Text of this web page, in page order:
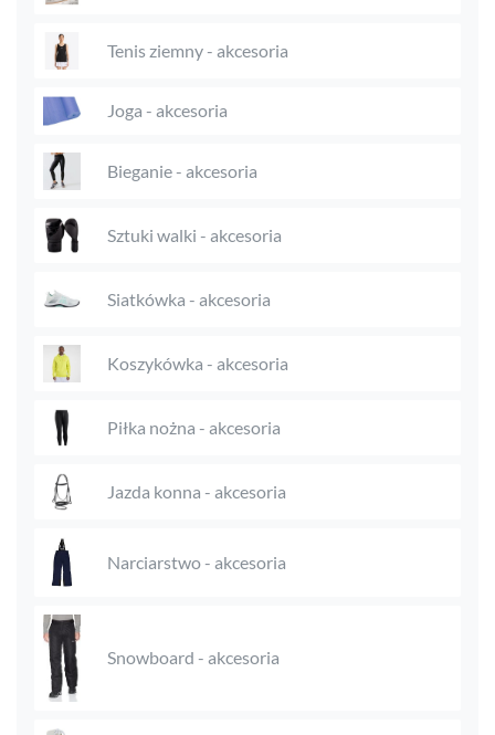
Tenis ziemny - akcesoria
Joga - akcesoria
Bieganie - akcesoria
Sztuki walki - akcesoria
Siatkówka - akcesoria
Koszykówka - akcesoria
Piłka nożna - akcesoria
Jazda konna - akcesoria
Narciarstwo - akcesoria
Snowboard - akcesoria